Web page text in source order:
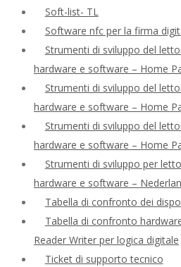
Soft-list- TL
Software nfc per la firma
Strumenti di sviluppo del
hardware e software – Home
Strumenti di sviluppo del
hardware e software – Home
Strumenti di sviluppo del
hardware e software – Home
Strumenti di sviluppo per
hardware e software –
Tabella di confronto dei
Tabella di confronto
Reader Writer per logica digitale
Ticket di supporto tecnico